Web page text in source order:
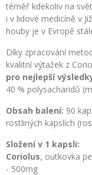
téměř kdekoliv na
i v lidové medicíně v
houby je v Evropě
Díky zpracování
kvalitní výtažek z
pro nejlepší
40 % polysacharidů
Obsah balení: 90
rostliných kapslích
Složení v 1 kapsli:
Coriolus, outkovka
- 500mg